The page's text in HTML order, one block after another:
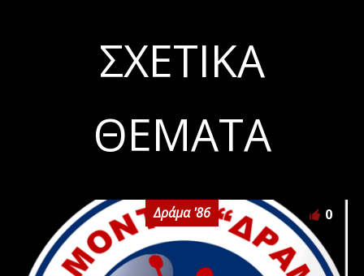
ΣΧΕΤΙΚΆ
ΘΈΜΑΤΑ
Δράμα '86 0